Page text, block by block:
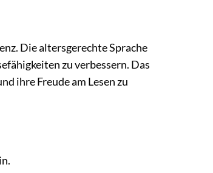
Die altersgerechte Sprache
zu verbessern. Das
ihre Freude am Lesen zu